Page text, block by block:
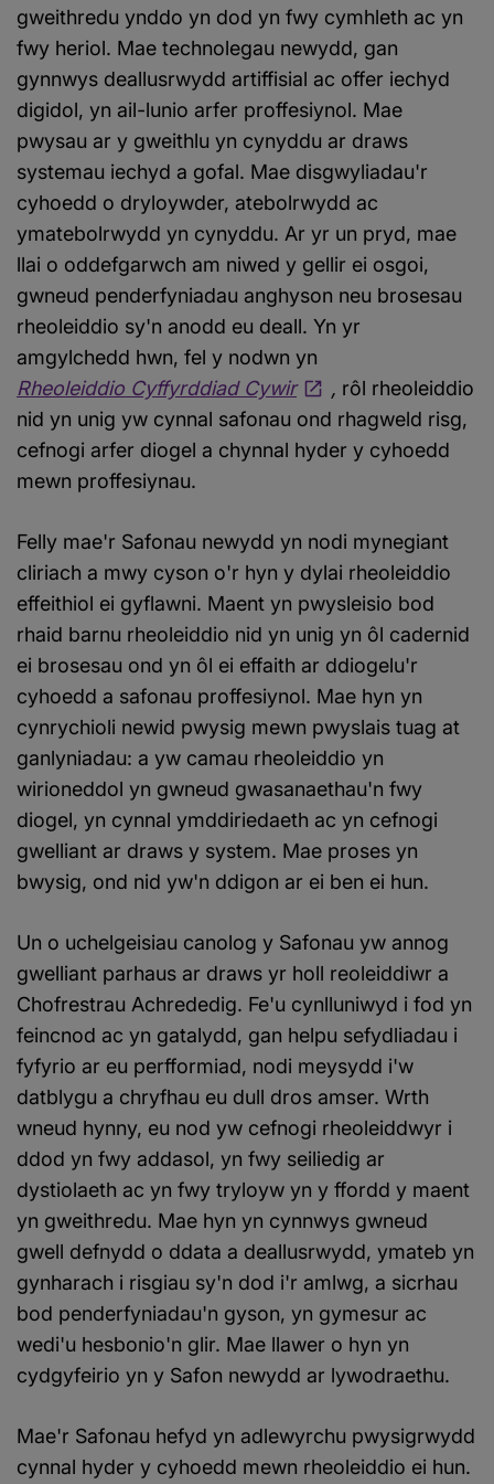
gweithredu ynddo yn dod yn fwy cymhleth ac yn
fwy heriol. Mae technolegau newydd, gan
gynnwys deallusrwydd artiffisial ac offer iechyd
digidol, yn ail-lunio arfer proffesiynol. Mae
pwysau ar y gweithlu yn cynyddu ar draws
systemau iechyd a gofal. Mae disgwyliadau'r
cyhoedd o dryloywder, atebolrwydd ac
ymatebolrwydd yn cynyddu. Ar yr un pryd, mae
llai o oddefgarwch am niwed y gellir ei osgoi,
gwneud penderfyniadau anghyson neu brosesau
rheoleiddio sy'n anodd eu deall. Yn yr
amgylchedd hwn, fel y nodwn yn
Rheoleiddio Cyffyrddiad Cywir
, rôl rheoleiddio
nid yn unig yw cynnal safonau ond rhagweld risg,
cefnogi arfer diogel a chynnal hyder y cyhoedd
mewn proffesiynau.
Felly mae'r Safonau newydd yn nodi mynegiant
cliriach a mwy cyson o'r hyn y dylai rheoleiddio
effeithiol ei gyflawni. Maent yn pwysleisio bod
rhaid barnu rheoleiddio nid yn unig yn ôl cadernid
ei brosesau ond yn ôl ei effaith ar ddiogelu'r
cyhoedd a safonau proffesiynol. Mae hyn yn
cynrychioli newid pwysig mewn pwyslais tuag at
ganlyniadau: a yw camau rheoleiddio yn
wirioneddol yn gwneud gwasanaethau'n fwy
diogel, yn cynnal ymddiriedaeth ac yn cefnogi
gwelliant ar draws y system. Mae proses yn
bwysig, ond nid yw'n ddigon ar ei ben ei hun.
Un o uchelgeisiau canolog y Safonau yw annog
gwelliant parhaus ar draws yr holl reoleiddiwr a
Chofrestrau Achrededig. Fe'u cynlluniwyd i fod yn
feincnod ac yn gatalydd, gan helpu sefydliadau i
fyfyrio ar eu perfformiad, nodi meysydd i'w
datblygu a chryfhau eu dull dros amser. Wrth
wneud hynny, eu nod yw cefnogi rheoleiddwyr i
ddod yn fwy addasol, yn fwy seiliedig ar
dystiolaeth ac yn fwy tryloyw yn y ffordd y maent
yn gweithredu. Mae hyn yn cynnwys gwneud
gwell defnydd o ddata a deallusrwydd, ymateb yn
gynharach i risgiau sy'n dod i'r amlwg, a sicrhau
bod penderfyniadau'n gyson, yn gymesur ac
wedi'u hesbonio'n glir. Mae llawer o hyn yn
cydgyfeirio yn y Safon newydd ar lywodraethu.
Mae'r Safonau hefyd yn adlewyrchu pwysigrwydd
cynnal hyder y cyhoedd mewn rheoleiddio ei hun.